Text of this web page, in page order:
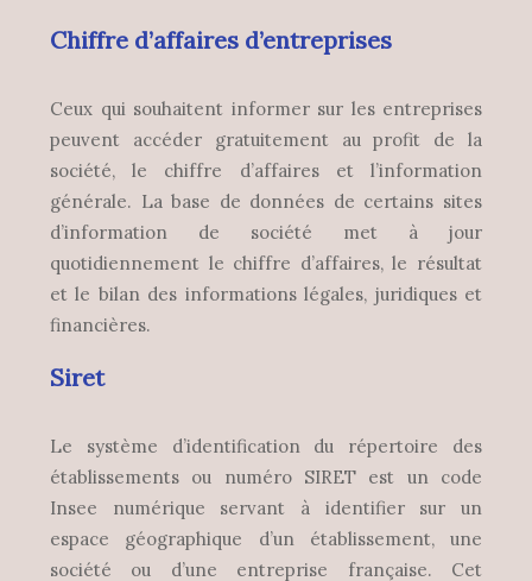
Chiffre d’affaires d’entreprises
Ceux qui souhaitent informer sur les entreprises
peuvent accéder gratuitement au profit de la
société, le chiffre d’affaires et l’information
générale. La base de données de certains sites
d’information de société met à jour
quotidiennement le chiffre d’affaires, le résultat
et le bilan des informations légales, juridiques et
financières.
Siret
Le système d’identification du répertoire des
établissements ou numéro SIRET est un code
Insee numérique servant à identifier sur un
espace géographique d’un établissement, une
société ou d’une entreprise française. Cet